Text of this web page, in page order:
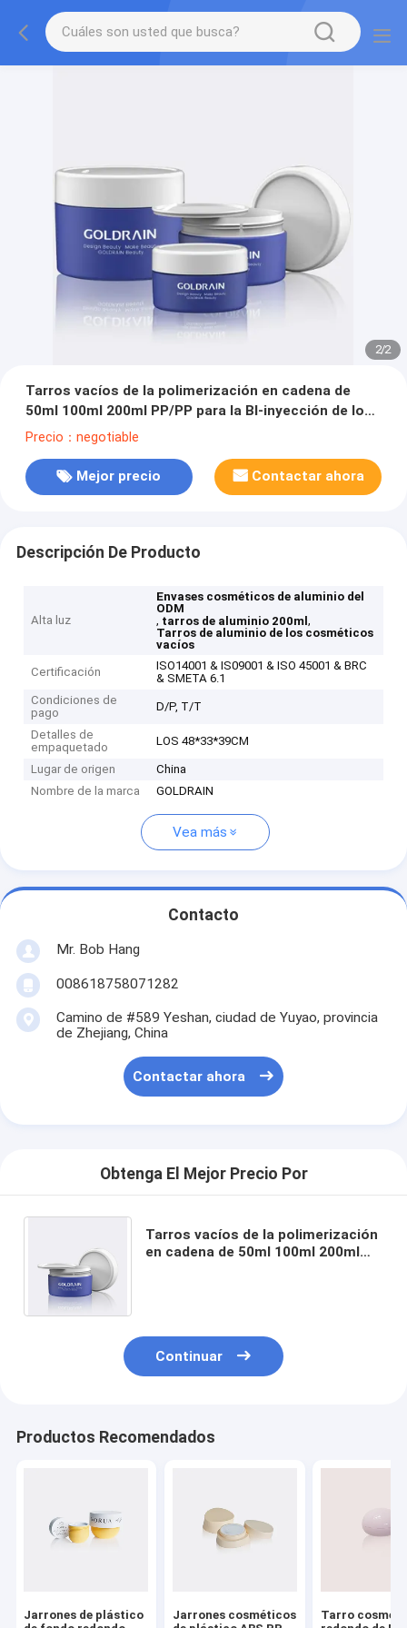
2/2
Tarros vacíos de la polimerización en cadena de
50ml 100ml 200ml PP/PP para la BI-inyección de los
cosméticos GR721C
Precio：negotiable
Mejor precio Contactar ahora
Descripción De Producto
Alta luz
Envases cosméticos de aluminio del
ODM
, tarros de aluminio 200ml,
Tarros de aluminio de los cosméticos
vacíos
Certificación
ISO14001 & IS09001 & ISO 45001 & BRC
& SMETA 6.1
Condiciones de
pago
D/P, T/T
Detalles de
empaquetado
LOS 48*33*39CM
Lugar de origen
China
Nombre de la marca
GOLDRAIN
Vea más
Contacto
Mr. Bob Hang
008618758071282
Camino de #589 Yeshan, ciudad de Yuyao, provincia
de Zhejiang, China
Contactar ahora
Obtenga El Mejor Precio Por
Tarros vacíos de la polimerización
en cadena de 50ml 100ml 200ml
Continuar
Productos Recomendados
Jarrones de plástico
Jarrones cosméticos
Tarro